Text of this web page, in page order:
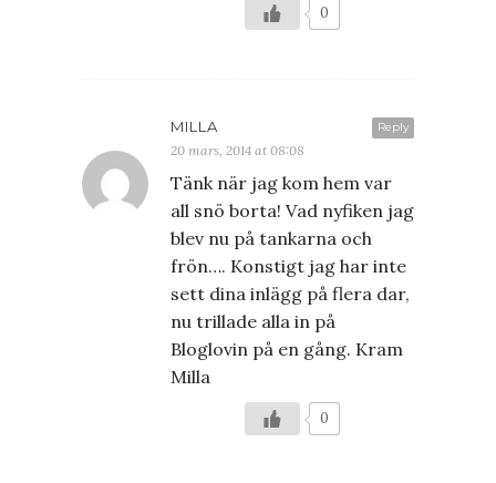
0
Reply
MILLA
20 mars, 2014 at 08:08
Tänk när jag kom hem var
all snö borta! Vad nyfiken jag
blev nu på tankarna och
frön…. Konstigt jag har inte
sett dina inlägg på flera dar,
nu trillade alla in på
Bloglovin på en gång. Kram
Milla
0